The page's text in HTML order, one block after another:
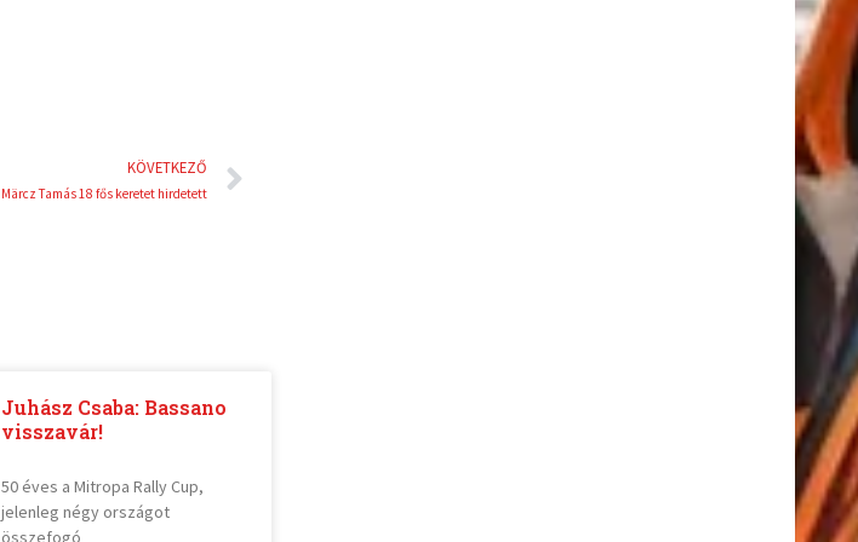
KÖVETKEZŐ
Märcz Tamás 18 fős keretet hirdetett
Juhász Csaba: Bassano
visszavár!
50 éves a Mitropa Rally Cup,
jelenleg négy országot